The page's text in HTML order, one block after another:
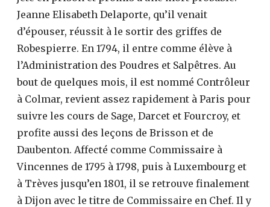
Jeanne Elisabeth Delaporte, qu’il venait
d’épouser, réussit à le sortir des griffes de
Robespierre. En 1794, il entre comme élève à
l’Administration des Poudres et Salpêtres. Au
bout de quelques mois, il est nommé Contrôleur
à Colmar, revient assez rapidement à Paris pour
suivre les cours de Sage, Darcet et Fourcroy, et
profite aussi des leçons de Brisson et de
Daubenton. Affecté comme Commissaire à
Vincennes de 1795 à 1798, puis à Luxembourg et
à Trèves jusqu’en 1801, il se retrouve finalement
à Dijon avec le titre de Commissaire en Chef. Il y